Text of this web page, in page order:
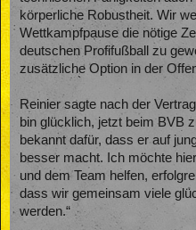
körperliche Robustheit. Wir
Wettkampfpause die nötige
deutschen Profifußball zu
zusätzliche Option in der
Reinier sagte nach der
bin glücklich, jetzt beim BVB
bekannt dafür, dass er auf
besser macht. Ich möchte
und dem Team helfen,
dass wir gemeinsam viele
werden.“